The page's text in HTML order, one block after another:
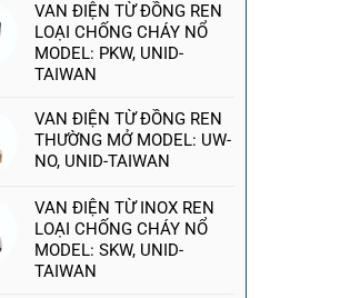
VAN ĐIỆN TỪ ĐỒNG REN
LOẠI CHỐNG CHÁY NỔ
MODEL: PKW, UNID-
TAIWAN
VAN ĐIỆN TỪ ĐỒNG REN
THƯỜNG MỞ MODEL: UW-
NO, UNID-TAIWAN
VAN ĐIỆN TỪ INOX REN
LOẠI CHỐNG CHÁY NỔ
MODEL: SKW, UNID-
TAIWAN